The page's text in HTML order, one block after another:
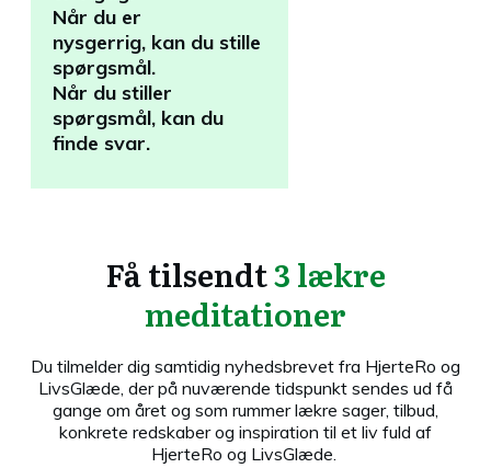
Når du er
nysgerrig, kan du stille
spørgsmål.
Når du stiller
spørgsmål, kan du
finde svar.
Få tilsendt3 lækre
meditationer
Du tilmelder dig samtidig nyhedsbrevet fra HjerteRo og
LivsGlæde, der på nuværende tidspunkt sendes ud få
gange om året og som rummer lækre sager, tilbud,
konkrete redskaber og inspiration til et liv fuld af
HjerteRo og LivsGlæde.